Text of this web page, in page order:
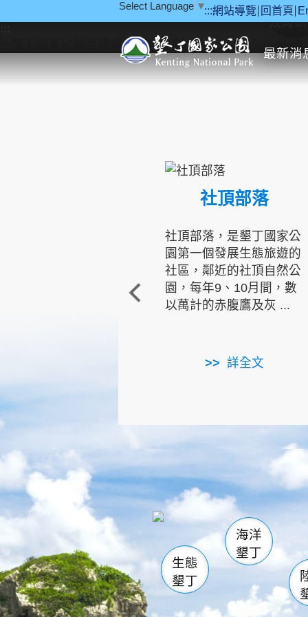
:::網站導覽 回首頁
Select Language ▼
最新消
::: 教育
社頂部落
社頂部落，是墾丁國家公
園第一個發展生態旅遊的
社區，鄰近的社頂自然公
園，每年9、10月間，數
以萬計的赤腹鷹及灰 ...
詳全文
龜山 海生館
恆春
龍鑾潭自
瓊麻館
關山
白砂
生態
墾丁
海洋
墾丁